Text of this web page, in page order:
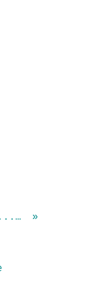
On ne la présente plus.......